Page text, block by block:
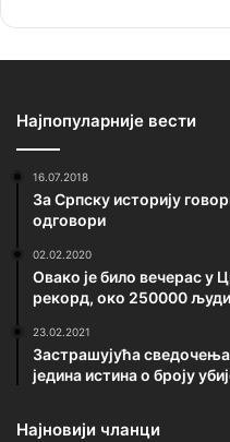
Најпопуларније вести
16.07.2018
За Српску историју
одговори
02.02.2020
Овако је било вечерас у
рекорд, око 250000 људи
23.02.2021
Застрашујућа
једина истина о броју
Најновији чланци